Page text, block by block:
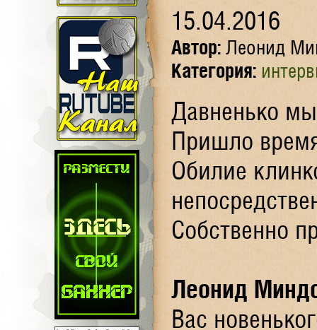
15.04.2016
Автор: Леонид
Категория:
Давненько
Пришло
Обилие
Собственно
Леонид
Вас